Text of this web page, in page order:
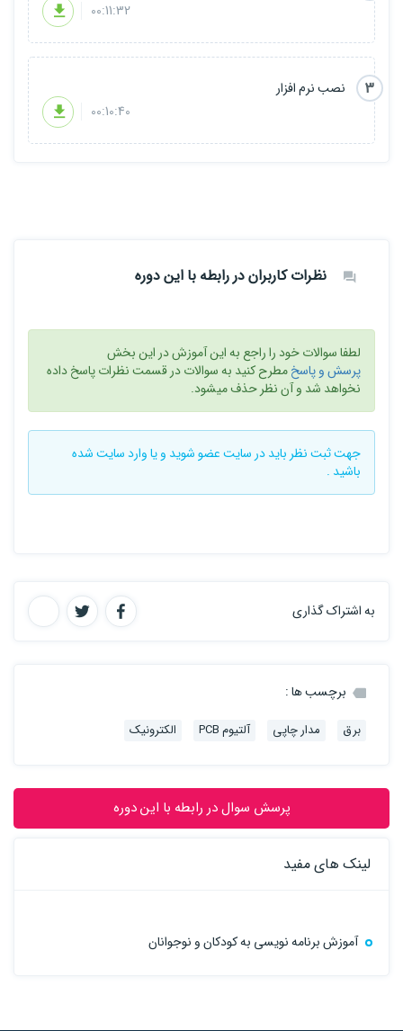
00:11:32
3
نصب نرم افزار
00:10:40
نظرات کاربران در رابطه با این دوره
لطفا سوالات خود را راجع به این آموزش در این بخش
پرسش و پاسخمطرح کنید به سوالات در قسمت نظرات پاسخ داده
نخواهد شد و آن نظر حذف میشود.
جهت ثبت نظر باید در سایتعضو شوید و یاوارد سایتشده
باشید .
به اشتراک گذاری
برچسب ها :
برق مدار چاپی آلتیوم PCB الکترونیک
پرسش سوال در رابطه با این دوره
لینک های مفید
آموزش برنامه نویسی به کودکان و نوجوانان